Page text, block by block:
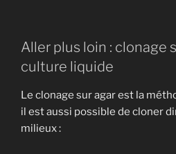
Aller plus loin : clonage
culture liquide
Le clonage sur agar est la
il est aussi possible de cloner
milieux :